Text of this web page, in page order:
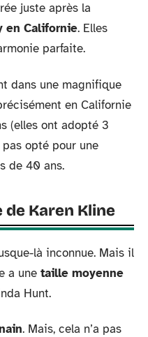
juste après la
en Californie. Elles
parfaite.
dans une magnifique
en Californie
(elles ont adopté 3
opté pour une
de 40 ans.
Karen Kline
là inconnue. Mais il
a une taille moyenne
Hunt.
. Mais, cela n’a pas